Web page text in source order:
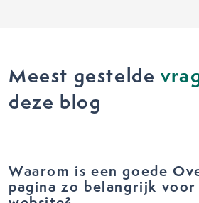
Meest gestelde
deze blog
Waarom is een goede
pagina zo belangrijk voor